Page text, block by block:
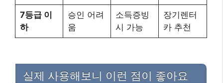
7등급 이
하
승인 어려
움
소득증빙
시 가능
장기렌터
카 추천
실제 사용해보니 이런 점이 좋아요